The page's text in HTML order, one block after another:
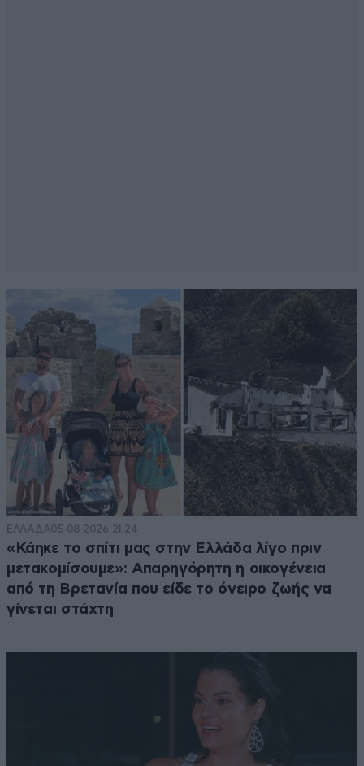
ΕΛΛΑΔΑ05·08·2026 21:24
«Κάηκε το σπίτι μας στην Ελλάδα λίγο πριν
μετακομίσουμε»: Απαρηγόρητη η οικογένεια
από τη Βρετανία που είδε το όνειρο ζωής να
γίνεται στάχτη